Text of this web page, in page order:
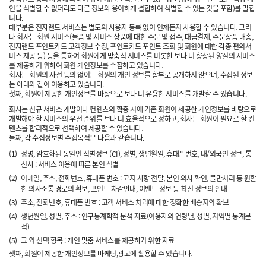
인을 식별할 수 없더라도 다른 정보와 용이하게 결합하여 식별할 수 있는 것을 포함)를 말합
니다.
대부분은 전자랜드 서비스는 별도의 사용자 등록 없이 언제든지 사용할 수 있습니다. 그러
나 회사는 회원 서비스(물품 및 서비스 상품에 대한 주문 및 접수, 대금결제, 주문상품 배송,
전자랜드 포인트카드 고객정보 수정, 포인트카드 포인트 조회 및 회원에 대한 각종 편의서
비스 제공 등) 등을 통하여 회원에게 맞춤식 서비스를 비롯한 보다 더 향상된 양질의 서비스
를 제공하기 위하여 회원 개인정보를 수집하고 있습니다.
회사는 회원의 사전 동의 없이는 회원의 개인 정보를 함부로 공개하지 않으며, 수집된 정보
는 아래와 같이 이용하고 있습니다.
첫째, 회원이 제공한 개인정보를 바탕으로 보다 더 유용한 서비스를 개발할 수 있습니다.
회사는 신규 서비스 개발이나 컨텐츠의 확충 시에 기존 회원이 제공한 개인정보를 바탕으로
개발해야 할 서비스의 우선 순위를 보다 더 효율적으로 정하고, 회사는 회원이 필요로 할 컨
텐츠를 합리적으로 선택하여 제공할 수 있습니다.
둘째, 각 수집정보별 수집목적은 다음과 같습니다.
(1) 성명, 암호화된 동일인 식별정보 (CI), 성별, 생년월일, 휴대폰번호, 내/외국인 정보, 통
신사 : 서비스 이용에 따른 본인 식별
(2) 이메일, 주소, 전화번호, 휴대폰 번호 : 고지 사항 전달, 본인 의사 확인, 불만처리 등 원할
한 의사소통 경로의 확보, 포인트 차감안내, 이벤트 정보 등 최신 정보의 안내
(3) 주소, 전화번호, 휴대폰 번호 : 고객 서비스 처리에 대한 정확한 배송지의 확보
(4) 생년월일, 성별, 주소 : 인구통계학적 분석 자료(이용자의 연령별, 성별, 지역별 통계분
석)
(5) 그 외 선택 항목 : 개인 맞춤 서비스를 제공하기 위한 자료
셋째, 회원이 제공한 개인정보를 마케팅,광고에 활용할 수 있습니다.